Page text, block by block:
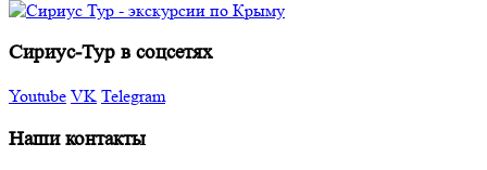
Сириус-Тур в соцсетях
Youtube VK Telegram
Наши контакты